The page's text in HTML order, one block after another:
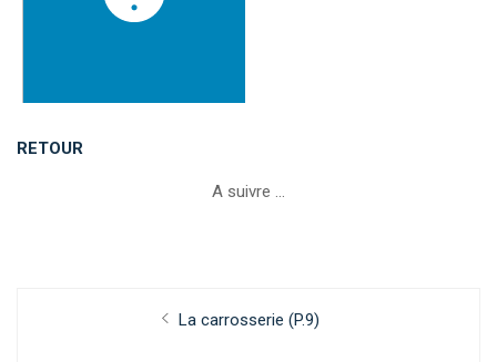
RETOUR
A suivre …
Previous
La carrosserie (P.9)